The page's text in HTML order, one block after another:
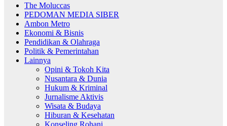
The Moluccas
PEDOMAN MEDIA SIBER
Ambon Metro
Ekonomi & Bisnis
Pendidikan & Olahraga
Politik & Pemerintahan
Lainnya
Opini & Tokoh Kita
Nusantara & Dunia
Hukum & Kriminal
Jurnalisme Aktivis
Wisata & Budaya
Hiburan & Kesehatan
Konseling Rohani